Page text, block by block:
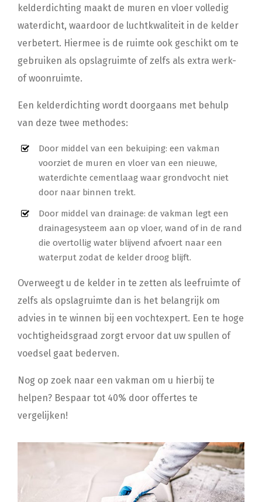
kelderdichting maakt de muren en vloer volledig
waterdicht, waardoor de luchtkwaliteit in de kelder
verbetert. Hiermee is de ruimte ook geschikt om te
gebruiken als opslagruimte of zelfs als extra werk-
of woonruimte.
Een kelderdichting wordt doorgaans met behulp
van deze twee methodes:
Door middel van een bekuiping: een vakman
voorziet de muren en vloer van een nieuwe,
waterdichte cementlaag waar grondvocht niet
door naar binnen trekt.
Door middel van drainage: de vakman legt een
drainagesysteem aan op vloer, wand of in de rand
die overtollig water blijvend afvoert naar een
waterput zodat de kelder droog blijft.
Overweegt u de kelder in te zetten als leefruimte of
zelfs als opslagruimte dan is het belangrijk om
advies in te winnen bij een vochtexpert. Een te hoge
vochtigheidsgraad zorgt ervoor dat uw spullen of
voedsel gaat bederven.
Nog op zoek naar een vakman om u hierbij te
helpen? Bespaar tot 40% door offertes te
vergelijken!